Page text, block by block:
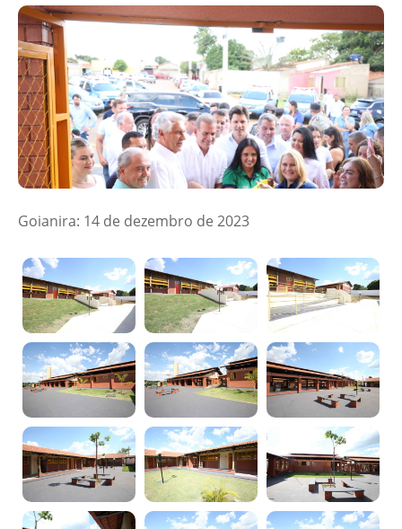
Goianira: 14 de dezembro de 2023